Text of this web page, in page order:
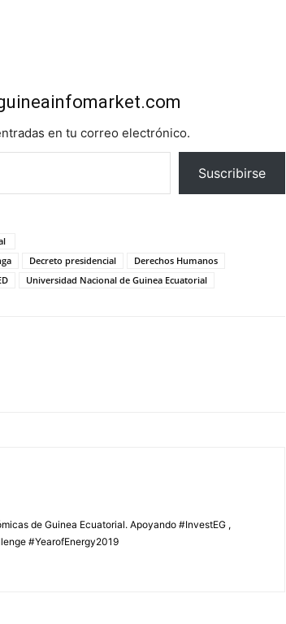
en tu correo electrónico.
Suscribirse
Decreto presidencial
Derechos Humanos
Universidad Nacional de Guinea Ecuatorial
de Guinea Ecuatorial. Apoyando #InvestEG ,
#YearofEnergy2019